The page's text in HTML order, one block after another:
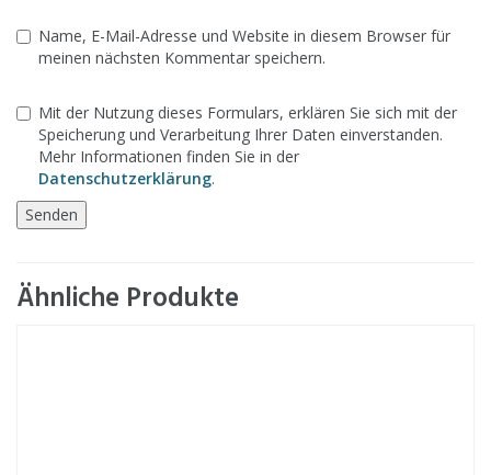
Name, E-Mail-Adresse und Website in diesem Browser für
meinen nächsten Kommentar speichern.
Mit der Nutzung dieses Formulars, erklären Sie sich mit der
Speicherung und Verarbeitung Ihrer Daten einverstanden.
Mehr Informationen finden Sie in der
Datenschutzerklärung.
Ähnliche Produkte